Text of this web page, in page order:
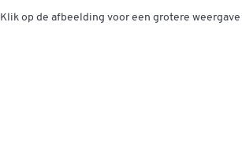
Klik op de afbeelding voor een grotere weergave